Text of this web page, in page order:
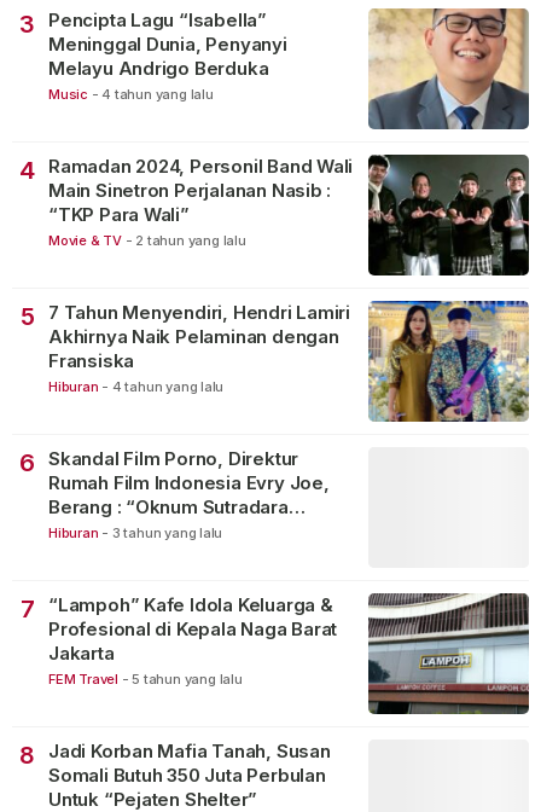
3
Pencipta Lagu “Isabella”
Meninggal Dunia, Penyanyi
Melayu Andrigo Berduka
Music - 4 tahun yang lalu
4
Ramadan 2024, Personil Band Wali
Main Sinetron Perjalanan Nasib :
“TKP Para Wali”
Movie & TV - 2 tahun yang lalu
5
7 Tahun Menyendiri, Hendri Lamiri
Akhirnya Naik Pelaminan dengan
Fransiska
Hiburan - 4 tahun yang lalu
6
Skandal Film Porno, Direktur
Rumah Film Indonesia Evry Joe,
Berang : “Oknum Sutradara
Merusak Perfilman Indonesia”!
Hiburan - 3 tahun yang lalu
7
“Lampoh” Kafe Idola Keluarga &
Profesional di Kepala Naga Barat
Jakarta
FEM Travel - 5 tahun yang lalu
8
Jadi Korban Mafia Tanah, Susan
Somali Butuh 350 Juta Perbulan
Untuk “Pejaten Shelter”